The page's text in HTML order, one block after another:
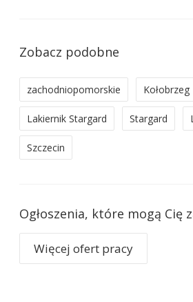
Zobacz podobne
zachodniopomorskie Kołobrzeg
Lakiernik Stargard Stargard
Szczecin
Ogłoszenia, które mogą Cię
Więcej ofert pracy